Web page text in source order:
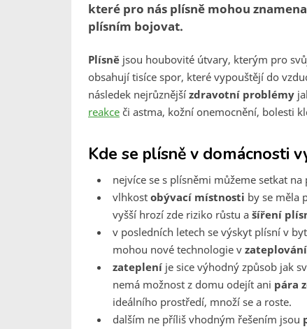
které pro nás plísně mohou
plísním bojovat.
Plísně jsou houbovité útvary, kterým pro
obsahují tisíce spor, které vypouštějí do
následek nejrůznější zdravotní problémy
reakce či astma, kožní onemocnění, bolesti
Kde se plísně v domácnosti
nejvíce se s plísněmi můžeme setkat
vlhkost obývací místnosti by se měla
vyšší hrozí zde riziko růstu a šíření
v posledních letech se výskyt plísní v
mohou nové technologie v
zateplení je sice výhodný způsob jak
nemá možnost z domu odejít ani pára
ideálního prostředí, množí se a roste.
dalším ne příliš vhodným řešením jsou